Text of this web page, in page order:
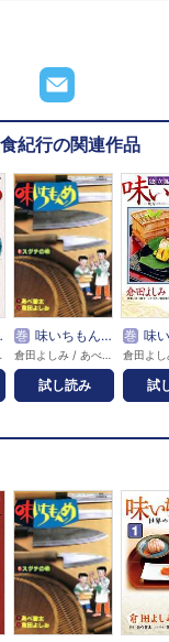
紀行の関連作品
巻 味いちもんめ
試し読み
巻 味いち
試